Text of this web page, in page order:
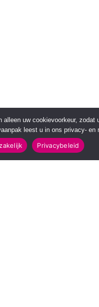
uw cookievoorkeur,
leest u in ons privacy- en
Privacybeleid